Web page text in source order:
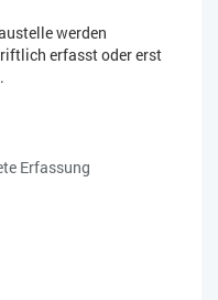
werden
erfasst oder erst
Erfassung